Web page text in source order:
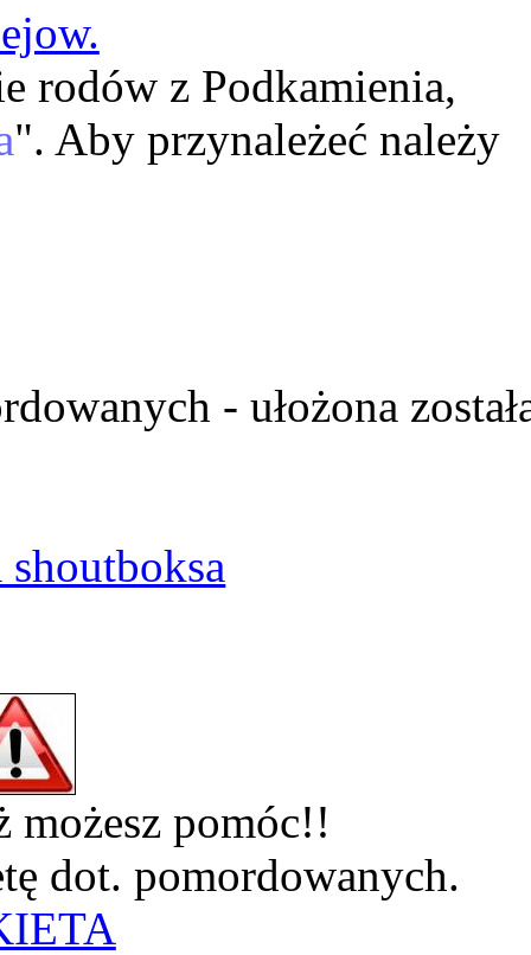
rodów z Podkamienia,
". Aby przynależeć należy
- ułożona
możesz pomóc!!
dot. pomordowanych.